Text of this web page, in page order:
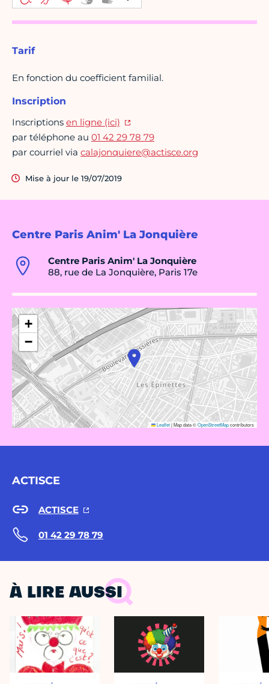
Centre Paris Anim' La Jonquière
Centre Paris Anim' La Jonquière
88, rue de La Jonquière, Paris 17e
+
−
Leaflet|Map data ©OpenStreetMapcontributors
ACTISCE
ACTISCE
01 42 29 78 79
Tarif
En fonction du coefficient familial.
Inscription
Inscriptions en ligne (ici)
par téléphone au 01 42 29 78 79
par courriel via calajonquiere@actisce.org
Mise à jour le 19/07/2019
À LIRE AUSSI